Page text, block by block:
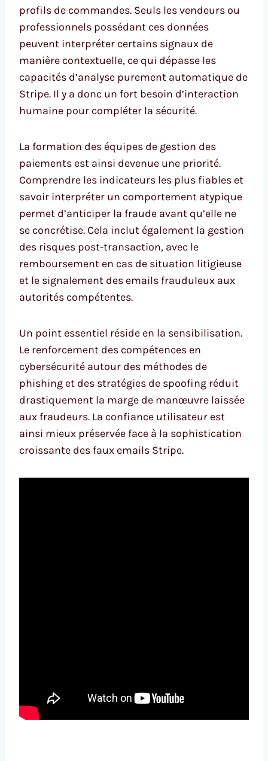
profils de commandes. Seuls les vendeurs ou
professionnels possédant ces données
peuvent interpréter certains signaux de
manière contextuelle, ce qui dépasse les
capacités d’analyse purement automatique de
Stripe. Il y a donc un fort besoin d’interaction
humaine pour compléter la sécurité.
La formation des équipes de gestion des
paiements est ainsi devenue une priorité.
Comprendre les indicateurs les plus fiables et
savoir interpréter un comportement atypique
permet d’anticiper la fraude avant qu’elle ne
se concrétise. Cela inclut également la gestion
des risques post-transaction, avec le
remboursement en cas de situation litigieuse
et le signalement des emails frauduleux aux
autorités compétentes.
Un point essentiel réside en la sensibilisation.
Le renforcement des compétences en
cybersécurité autour des méthodes de
phishing et des stratégies de spoofing réduit
drastiquement la marge de manœuvre laissée
aux fraudeurs. La confiance utilisateur est
ainsi mieux préservée face à la sophistication
croissante des faux emails Stripe.